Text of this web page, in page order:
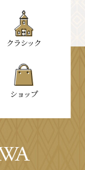
クラシック
ショップ